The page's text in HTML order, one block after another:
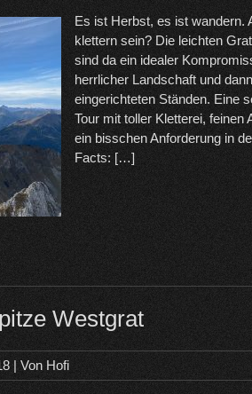
Es ist Herbst, es ist wandern.
klettern sein? Die leichten
sind da ein idealer
herrlicher Landschaft und
eingerichteten Ständen. Eine
Tour mit toller Kletterei, feinen
ein bisschen Anforderung in
Facts: […]
Westgrat
| Von Hofi